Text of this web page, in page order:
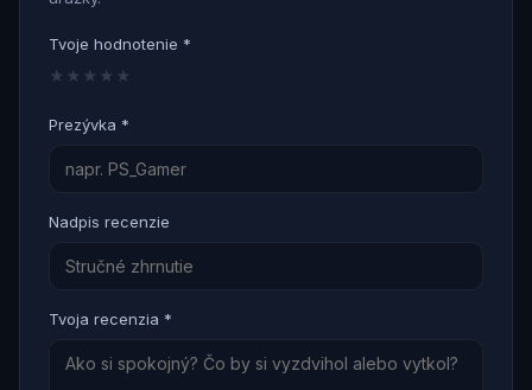
Tvoje hodnotenie *
★
★
★
★
★
Prezývka *
Nadpis recenzie
Tvoja recenzia *